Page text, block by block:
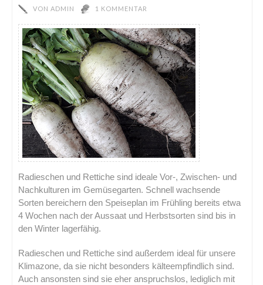
VON ADMIN 1 KOMMENTAR
Radieschen und Rettiche sind ideale Vor-, Zwischen- und
Nachkulturen im Gemüsegarten. Schnell wachsende
Sorten bereichern den Speiseplan im Frühling bereits etwa
4 Wochen nach der Aussaat und Herbstsorten sind bis in
den Winter lagerfähig.
Radieschen und Rettiche sind außerdem ideal für unsere
Klimazone, da sie nicht besonders kälteempfindlich sind.
Auch ansonsten sind sie eher anspruchslos, lediglich mit